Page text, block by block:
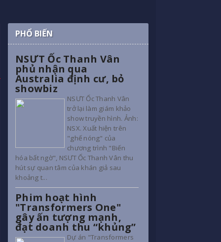
PHỔ BIẾN
NSƯT Ốc Thanh Vân
phủ nhận qua
Australia định cư, bỏ
showbiz
NSƯT Ốc Thanh Vân
trở lại làm giám khảo
show truyền hình. Ảnh:
NSX. Xuất hiện trên
"ghế nóng" của
chương trình "Biến
hóa bất ngờ", NSƯT Ốc Thanh Vân thu
hút sự quan tâm của khán giả sau
khoảng t...
Phim hoạt hình
"Transformers One"
gây ấn tượng mạnh,
đạt doanh thu “khủng”
Dự án "Transformers